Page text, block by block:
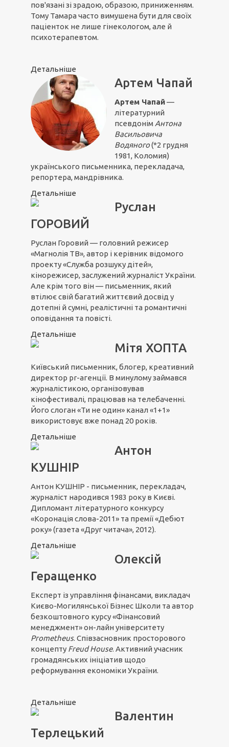
пов'язані зі зрадою, образою, приниженням.
Тому Тамара часто вимушена бути для своїх
паціенток не лише гінекологом, але й
психотерапевтом.
Детальніше
Артем Чапай
Артем Чапай—
літературний
псевдонім Антона
Васильовича
Водяного(*2 грудня
1981, Коломия)
українського письменника, перекладача,
репортера, мандрівника.
Детальніше
Руслан
ГОРОВИЙ
Руслан Горовий — головний режисер
«Магнолія ТВ», автор і керівник відомого
проекту «Служба розшуку дітей»,
кінорежисер, заслужений журналіст України.
Але крім того він — письменник, який
втілює свій багатий життєвий досвід у
дотепні й сумні, реалістичні та романтичні
оповідання та повісті.
Детальніше
Мітя ХОПТА
Київський письменник, блогер, креативний
директор pr-агенції. В минулому займався
журналістикою, організовував
кінофестивалі, працював на телебаченні.
Його слоган «Ти не один» канал «1+1»
використовує вже понад 20 років.
Детальніше
Антон
КУШНІР
Антон КУШНІР - письменник, перекладач,
журналіст народився 1983 року в Києві.
Дипломант літературного конкурсу
«Коронація слова-2011» та премії «Дебют
року» (газета «Друг читача», 2012).
Детальніше
Олексій
Геращенко
Експерт із управління фінансами, викладач
Києво-Могилянської Бізнес Школи та автор
безкоштовного курсу «Фінансовий
менеджмент» он-лайн університету
Prometheus. Співзасновник просторового
концепту Freud House. Активний учасник
громадянських ініціатив щодо
реформування економіки України.
Детальніше
Валентин
Терлецький